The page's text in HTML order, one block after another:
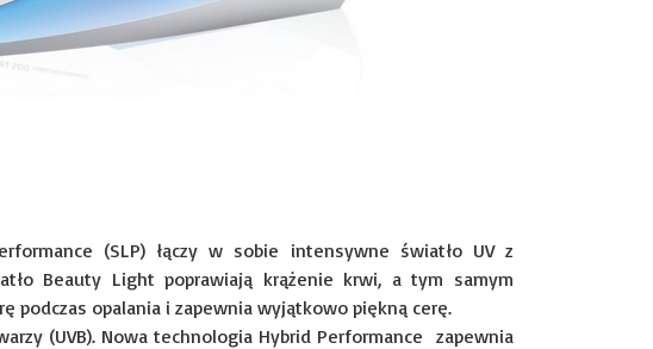
(SLP) łączy w sobie intensywne światło UV z
Beauty Light poprawiają krążenie krwi, a tym samym
podczas opalania i zapewnia wyjątkowo piękną cerę.
(UVB). Nowa technologia Hybrid Performance zapewnia